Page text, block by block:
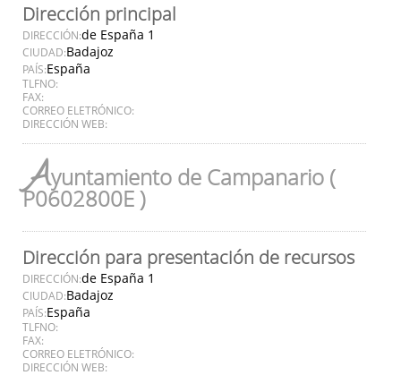
Dirección principal
DIRECCIÓN:de España 1
CIUDAD:Badajoz
PAÍS:España
TLFNO:
FAX:
CORREO ELETRÓNICO:
DIRECCIÓN WEB:
Ayuntamiento de Campanario (
P0602800E )
Dirección para presentación de recursos
DIRECCIÓN:de España 1
CIUDAD:Badajoz
PAÍS:España
TLFNO:
FAX:
CORREO ELETRÓNICO:
DIRECCIÓN WEB: